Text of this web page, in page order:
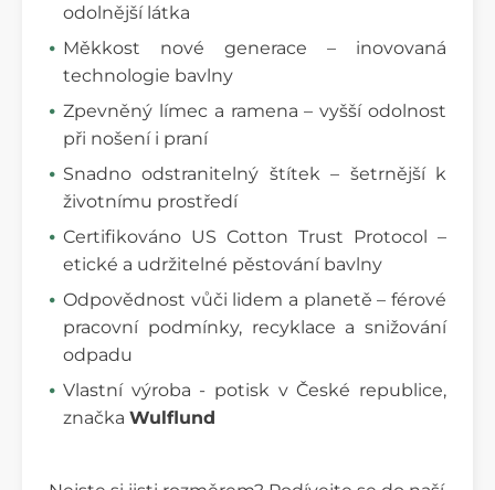
odolnější látka
Měkkost nové generace – inovovaná
technologie bavlny
Zpevněný límec a ramena – vyšší odolnost
při nošení i praní
Snadno odstranitelný štítek – šetrnější k
životnímu prostředí
Certifikováno US Cotton Trust Protocol –
etické a udržitelné pěstování bavlny
Odpovědnost vůči lidem a planetě – férové
pracovní podmínky, recyklace a snižování
odpadu
Vlastní výroba - potisk v České republice,
značka Wulflund